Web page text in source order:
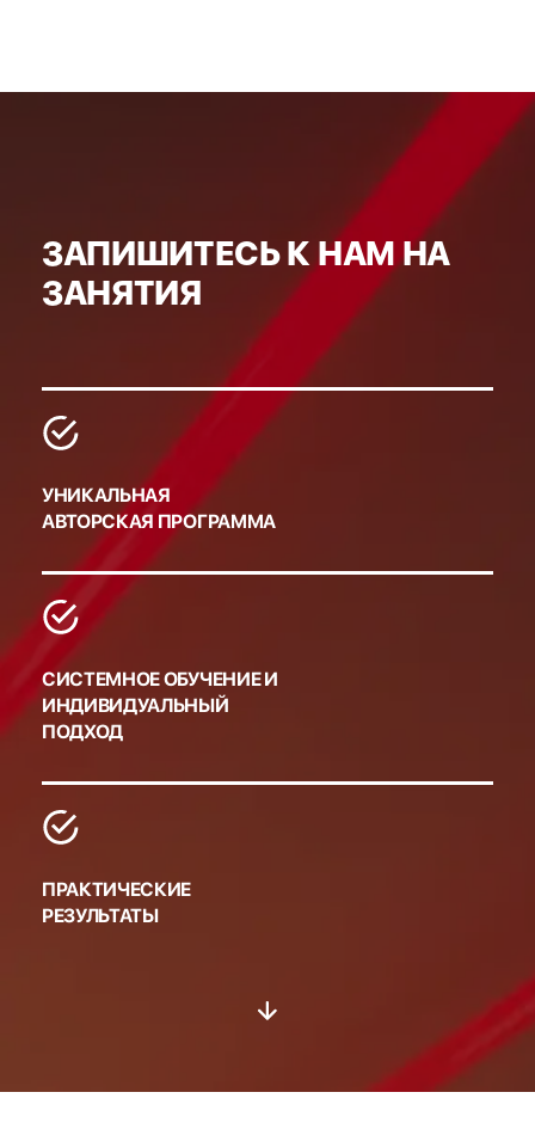
ЗАПИШИТЕСЬ К НАМ НА
ЗАНЯТИЯ
УНИКАЛЬНАЯ
АВТОРСКАЯ ПРОГРАММА
СИСТЕМНОЕ ОБУЧЕНИЕ И
ИНДИВИДУАЛЬНЫЙ
ПОДХОД
ПРАКТИЧЕСКИЕ
РЕЗУЛЬТАТЫ